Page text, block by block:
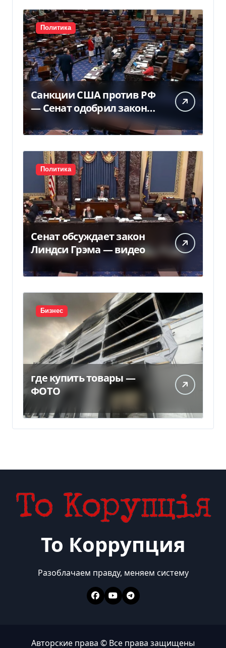
Политика
Санкции США против РФ
— Сенат одобрил закон
Грема — Фокус
Политика
Сенат обсуждает закон
Линдси Грэма — видео
Бизнес
где купить товары —
ФОТО
То Коррупция
Разоблачаем правду, меняем систему
Авторские права © Все права защищены